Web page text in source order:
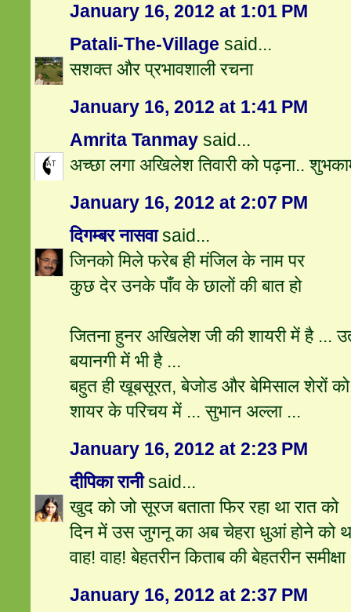
January 16, 2012 at 1:01 PM
Patali-The-Village said...
सशक्त और प्रभावशाली रचना
January 16, 2012 at 1:41 PM
Amrita Tanmay said...
अच्छा लगा अखिलेश तिवारी को पढ़ना..
January 16, 2012 at 2:07 PM
दिगम्बर नासवाsaid...
जिनको मिले फरेब ही मंजिल के नाम पर
कुछ देर उनके पाँव के छालों की बात हो
जितना हुनर अखिलेश जी की शायरी में है ...
बयानगी में भी है ...
बहुत ही खूबसूरत, बेजोड और बेमिसाल शेरों
शायर के परिचय में ... सुभान अल्ला ...
January 16, 2012 at 2:23 PM
दीपिका रानीsaid...
खुद को जो सूरज बताता फिर रहा था रात को
दिन में उस जुगनू का अब चेहरा धुआं होने को
वाह! वाह! बेहतरीन किताब की बेहतरीन समीक्षा
January 16, 2012 at 2:37 PM